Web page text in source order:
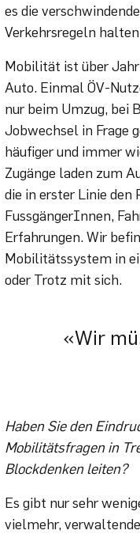
es die
Verkehrsregeln
Mobilität ist über
Auto. Einmal ÖV-
nur beim Umzug, bei
Jobwechsel in Frage
häufiger und immer
Zugänge laden zum
die in erster Linie den
FussgängerInnen,
Erfahrungen. Wir
Mobilitätssystem in
oder Trotz mit sich.
«Wir
Haben Sie den
Mobilitätsfragen in
Blockdenken leiten?
Es gibt nur sehr
vielmehr,